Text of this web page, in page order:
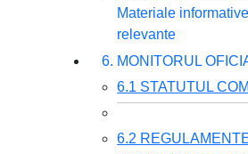
Materiale informative
relevante
6. MONITORUL
6.1 STATUTUL
6.2